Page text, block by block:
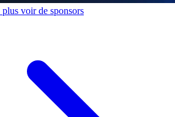
voir de sponsors